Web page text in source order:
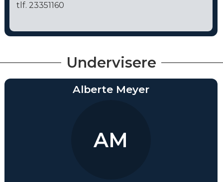
tlf. 23351160
Undervisere
Alberte Meyer
AM